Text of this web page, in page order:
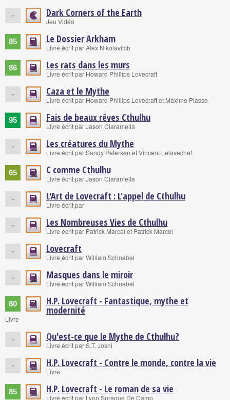
- Dark Corners of the Earth
Jeu Vidéo
85 Le Dossier Arkham
Livre écrit par Alex Nikolavitch
86 Les rats dans les murs
Livre écrit par Howard Phillips Lovecraft
- Caza et le Mythe
Livre écrit par Howard Phillips Lovecraft et Maxime Plasse
95 Fais de beaux rêves Cthulhu
Livre écrit par Jason Ciaramella
- Les créatures du Mythe
Livre écrit par Sandy Petersen et Vincent Lelavechef
65 C comme Cthulhu
Livre écrit par Jason Ciaramella
- L'Art de Lovecraft : L'appel de Cthulhu
Livre écrit par
- Les Nombreuses Vies de Cthulhu
Livre écrit par Patrick Marcel et Patrick Marcel
- Lovecraft
Livre écrit par William Schnabel
- Masques dans le miroir
Livre écrit par William Schnabel
80 H.P. Lovecraft - Fantastique, mythe et
modernité
Livre
- Qu'est-ce que le Mythe de Cthulhu?
Livre écrit par S.T. Joshi
- H.P. Lovecraft - Contre le monde, contre la vie
Livre
85 H.P. Lovecraft - Le roman de sa vie
Livre écrit par Lyon Sprague De Camp